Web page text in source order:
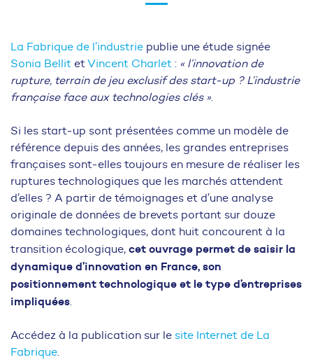
La Fabrique de l’industrie publie une étude signée
Sonia Bellit et Vincent Charlet : « l’innovation de
rupture, terrain de jeu exclusif des start-up ? L’industrie
française face aux technologies clés »
Si les start-up sont présentées comme un modèle de
référence depuis des années, les grandes entreprises
françaises sont-elles toujours en mesure de réaliser les
ruptures technologiques que les marchés attendent
d’elles ? A partir de témoignages et d’une analyse
originale de données de brevets portant sur douze
domaines technologiques, dont huit concourent à la
transition écologique, cet ouvrage permet de saisir la
dynamique d’innovation en France, son
positionnement technologique et le type d’entreprises
impliquées
Accédez à la publication sur le site Internet de La
Fabrique